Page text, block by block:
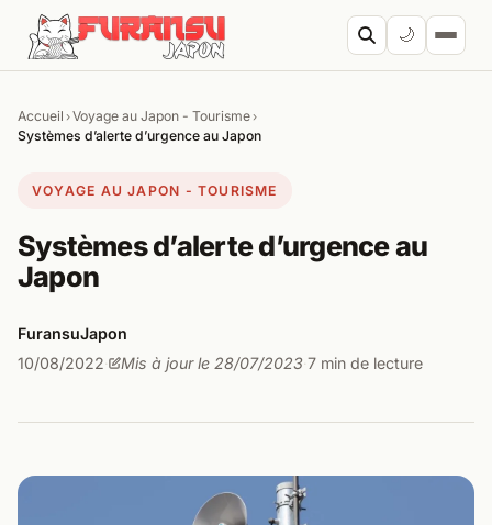
Aller au contenu
🌙
Accueil ›Voyage au Japon - Tourisme›
Systèmes d’alerte d’urgence au Japon
VOYAGE AU JAPON - TOURISME
Systèmes d’alerte d’urgence au
Japon
FuransuJapon
10/08/2022· Mis à jour le 28/07/2023·7 min de lecture